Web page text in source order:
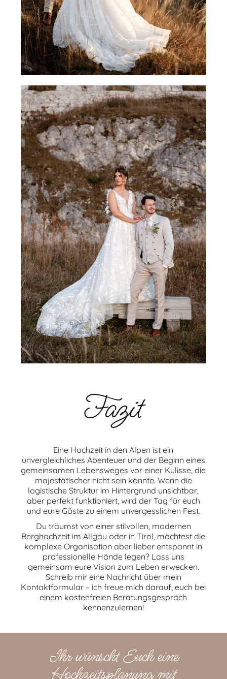
Fazit
Eine Hochzeit in den Alpen ist ein
unvergleichliches Abenteuer und der Beginn eines
gemeinsamen Lebensweges vor einer Kulisse, die
majestätischer nicht sein könnte. Wenn die
logistische Struktur im Hintergrund unsichtbar,
aber perfekt funktioniert, wird der Tag für euch
und eure Gäste zu einem unvergesslichen Fest.
Du träumst von einer stilvollen, modernen
Berghochzeit im Allgäu oder in Tirol, möchtest die
komplexe Organisation aber lieber entspannt in
professionelle Hände legen? Lass uns
gemeinsam eure Vision zum Leben erwecken.
Schreib mir eine Nachricht über mein
Kontaktformular – ich freue mich darauf, euch bei
einem kostenfreien Beratungsgespräch
kennenzulernen!
Ihr wünscht Euch eine